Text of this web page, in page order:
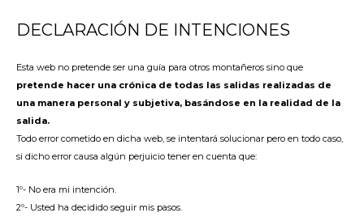
DECLARACIÓN DE INTENCIONES
Esta web no pretende ser una guía para otros montañeros sino que
pretende hacer una crónica de todas las salidas realizadas de
una manera personal y subjetiva, basándose en la realidad de la
salida.
Todo error cometido en dicha web, se intentará solucionar pero en todo caso,
si dicho error causa algún perjuicio tener en cuenta que:
1º- No era mi intención.
2º- Usted ha decidido seguir mis pasos.